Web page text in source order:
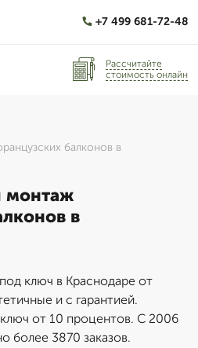
+7 499 681-72-48
Рассчитайте
стоимость онлайн
балконов в
монтаж
в
ключ в Краснодаре от
и с гарантией.
от 10 процентов. С 2006
более 3870 заказов.